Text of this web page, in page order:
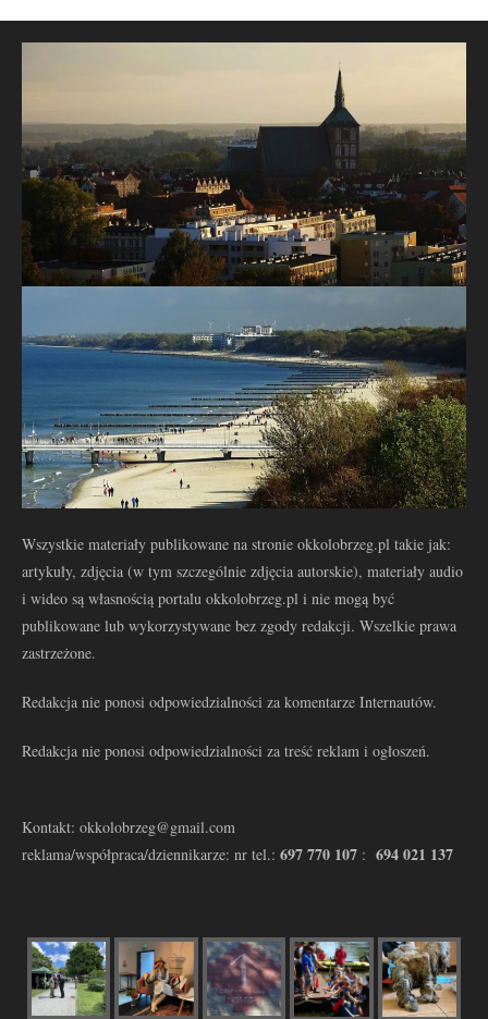
Wszystkie materiały publikowane na stronie okkolobrzeg.pl takie jak:
artykuły, zdjęcia (w tym szczególnie zdjęcia autorskie), materiały audio
i wideo są własnością portalu okkolobrzeg.pl i nie mogą być
publikowane lub wykorzystywane bez zgody redakcji. Wszelkie prawa
zastrzeżone.
Redakcja nie ponosi odpowiedzialności za komentarze Internautów.
Redakcja nie ponosi odpowiedzialności za treść reklam i ogłoszeń.
Kontakt: okkolobrzeg@gmail.com
reklama/współpraca/dziennikarze: nr tel.: 697 770 107 : 694 021 137